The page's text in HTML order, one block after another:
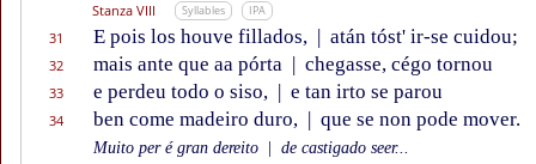
Stanza VIII Syllables IPA
31 E pois los houve fillados, | atán tóst' ir-se cuidou;
32 mais ante que aa pórta | chegasse, cégo tornou
33 e perdeu todo o siso, | e tan irto se parou
34 ben come madeiro duro, | que se non pode mover.
Muito per é gran dereito de castigado seer...